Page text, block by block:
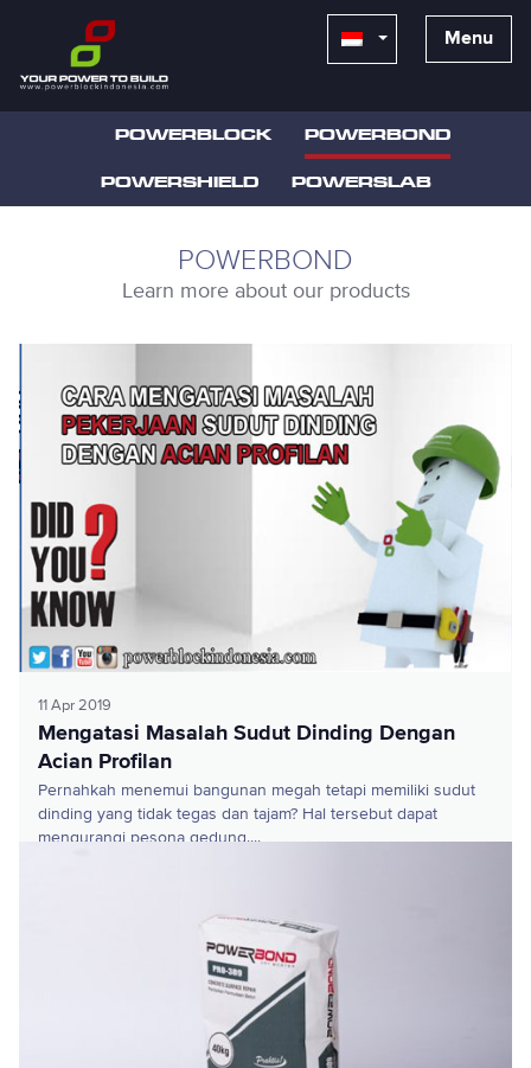
Menu
POWERBLOCK POWERBOND
POWERSHIELD POWERSLAB
POWERBOND
Learn more about our products
11 Apr 2019
Mengatasi Masalah Sudut Dinding Dengan
Acian Profilan
Pernahkah menemui bangunan megah tetapi memiliki sudut
dinding yang tidak tegas dan tajam? Hal tersebut dapat
mengurangi pesona gedung....